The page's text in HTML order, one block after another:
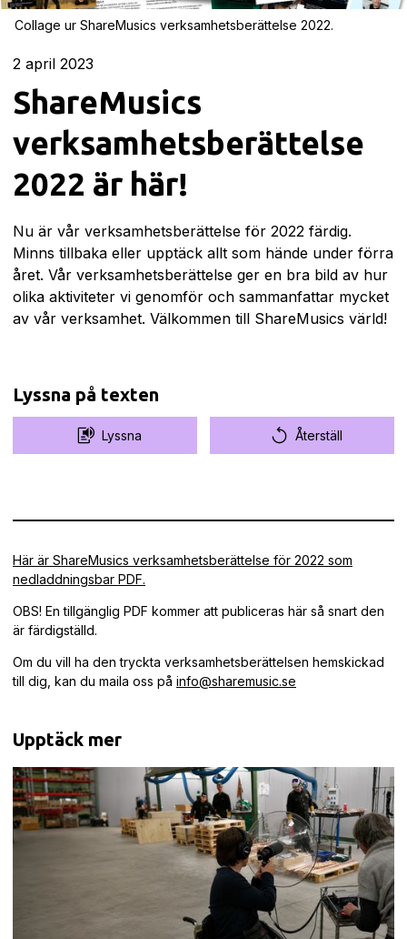
Collage ur ShareMusics verksamhetsberättelse 2022.
2 april 2023
ShareMusics
verksamhetsberättelse
2022 är här!
Nu är vår verksamhetsberättelse för 2022 färdig.
Minns tillbaka eller upptäck allt som hände under förra
året. Vår verksamhetsberättelse ger en bra bild av hur
olika aktiviteter vi genomför och sammanfattar mycket
av vår verksamhet. Välkommen till ShareMusics värld!
Lyssna på texten
Lyssna Återställ
Här är ShareMusics verksamhetsberättelse för 2022 som
nedladdningsbar PDF.
OBS! En tillgänglig PDF kommer att publiceras här så snart den
är färdigställd.
Om du vill ha den tryckta verksamhetsberättelsen hemskickad
till dig, kan du maila oss på info@sharemusic.se
Upptäck mer